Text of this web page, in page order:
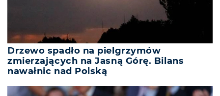
Drzewo spadło na pielgrzymów
zmierzających na Jasną Górę. Bilans
nawałnic nad Polską